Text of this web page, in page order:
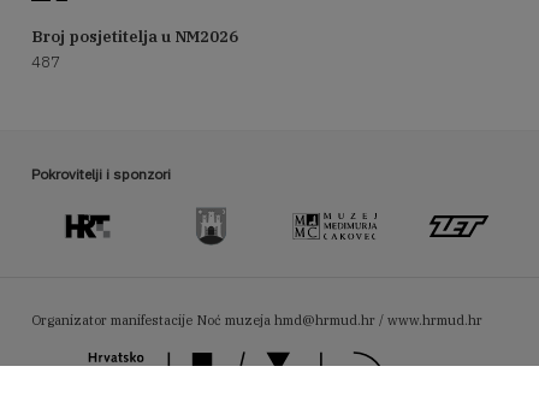
Broj posjetitelja u NM2026
487
Pokrovitelji i sponzori
Organizator manifestacije Noć muzeja hmd@hrmud.hr / www.hrmud.hr